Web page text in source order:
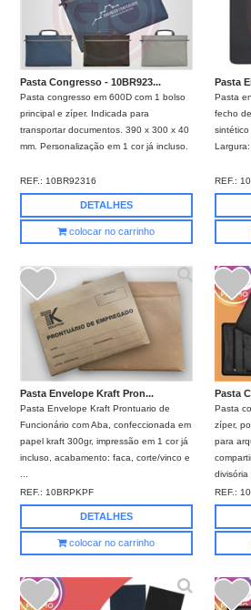
Pasta Congresso - 10BR923...
Pasta congresso em 600D com 1 bolso
principal e zíper. Indicada para
transportar documentos. 390 x 300 x 40
mm. Personalização em 1 cor já incluso.
REF.: 10BR92316
DETALHES
colocar no carrinho
Pasta
Pasta
fecho
sintético
Largura:
REF.:
Pasta Envelope Kraft Pron...
Pasta Envelope Kraft Prontuario de
Funcionário com Aba, confeccionada em
papel kraft 300gr, impressão em 1 cor já
incluso, acabamento: faca, corte/vinco e
REF.: 10BRPKPF
DETALHES
colocar no carrinho
Pasta
Pasta
zíper,
para
divisória
REF.: